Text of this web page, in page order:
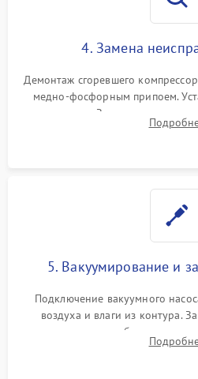
4. Замена
Демонтаж сгоревшего
медно-фосфорным припоем.
осушителя. Замена
сломанных заслонок или
5. Вакуумирование и
Подключение вакуумного
воздуха и влаги из контура.
дозированным объемом
электронным весам. Контроль